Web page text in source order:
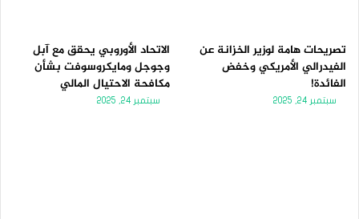
تصريحات هامة لوزير الخزانة عن
الفيدرالي الأمريكي وخفض
الفائدة!
سبتمبر 24, 2025
الاتحاد الأوروبي يحقق مع آبل
وجوجل ومايكروسوفت بشأن
مكافحة الاحتيال المالي
سبتمبر 24, 2025